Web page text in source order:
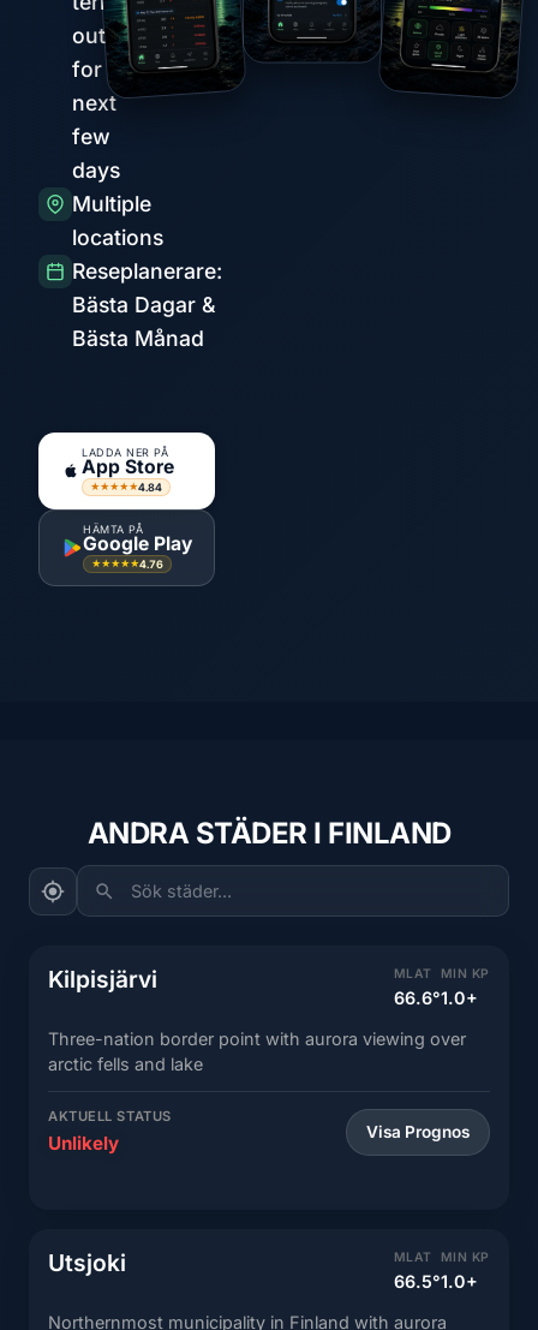
outlook
for the
next
few
days
Multiple
locations
Reseplanerare:
Bästa Dagar &
Bästa Månad
LADDA NER PÅ
App Store
★★★★★4.84
HÄMTA PÅ
Google Play
★★★★★4.76
ANDRA STÄDER I FINLAND
Sök städer...
Kilpisjärvi MLAT
66.6°
MIN KP
1.0+
Three-nation border point with aurora viewing over
arctic fells and lake
AKTUELL STATUS
Unlikely Visa Prognos
Utsjoki MLAT
66.5°
MIN KP
1.0+
Northernmost municipality in Finland with aurora